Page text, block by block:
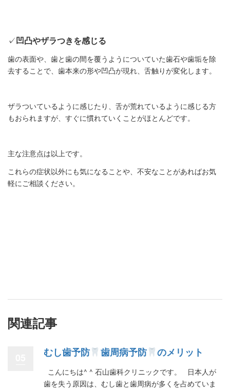
✓凹凸やザラつきを感じる
歯の表面や、歯と歯の間を覆うようについていた歯石や歯垢を除
去することで、歯本来の形や凹凸が現れ、舌触りが変化します。
ザラついているように感じたり、舌が荒れているように感じる方
もおられますが、すぐに慣れていくことがほとんどです。
主な注意点は以上です。
これらの症状以外にも気になることや、不安なことがあればお気
軽にご相談ください。
関連記事
むし歯予防 歯周病予防 のメリット
こんにちは^ ^ 石山歯科クリニックです。 日本人が
歯を失う原因は、むし歯と歯周病が多くを占めていま